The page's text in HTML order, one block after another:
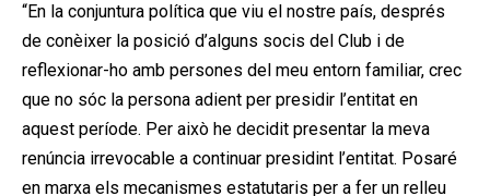
“En la conjuntura política que viu el nostre país, després
de conèixer la posició d’alguns socis del Club i de
reflexionar-ho amb persones del meu entorn familiar, crec
que no sóc la persona adient per presidir l’entitat en
aquest període. Per això he decidit presentar la meva
renúncia irrevocable a continuar presidint l’entitat. Posaré
en marxa els mecanismes estatutaris per a fer un relleu